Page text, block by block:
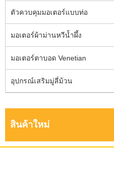
ตัวควบคุมมอเตอร์แบบท่อ
มอเตอร์ผ้าม่านหวีน้ำผึ้ง
มอเตอร์ตาบอด Venetian
อุปกรณ์เสริมมู่ลี่ม้วน
สินค้าใหม่